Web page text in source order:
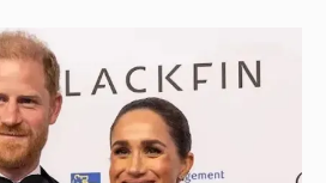
Гарри вышли в свет